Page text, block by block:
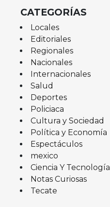
CATEGORÍAS
Locales
Editoriales
Regionales
Nacionales
Internacionales
Salud
Deportes
Policiaca
Cultura y Sociedad
Política y Economía
Espectáculos
mexico
Ciencia Y Tecnología
Notas Curiosas
Tecate